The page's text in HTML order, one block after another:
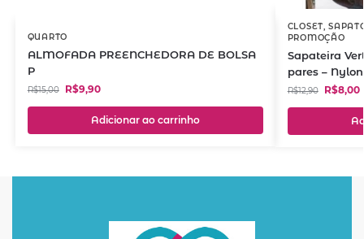
QUARTO
ALMOFADA PREENCHEDORA DE BOLSA
P
R$15,00 R$9,90
Adicionar ao carrinho
CLOSET,
PROMOÇÃO
Sapateira
pares –
R$12,90 R$8,00